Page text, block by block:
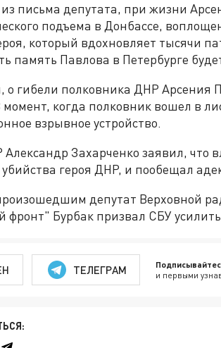
письма депутата, при жизни
подъема в Донбассе,
который вдохновляет тысячи
память Павлова в Петербурге
гибели полковника ДНР Арсения
момент, когда полковник вошел в
взрывное устройство.
Захарченко заявил, что
героя ДНР, и пообещал
депутат Верховной
Бурбак призвал СБУ
ТЕЛЕГРАМ и первыми